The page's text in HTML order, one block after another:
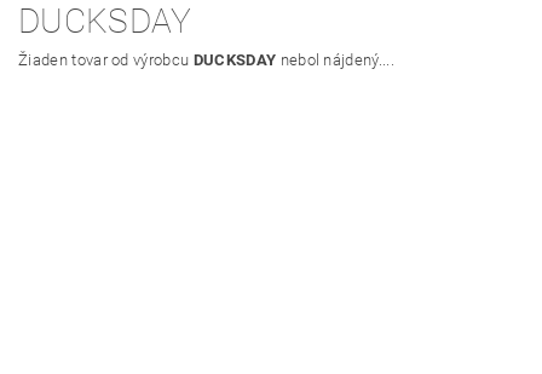
DUCKSDAY
Žiaden tovar od výrobcu DUCKSDAY nebol nájdený....